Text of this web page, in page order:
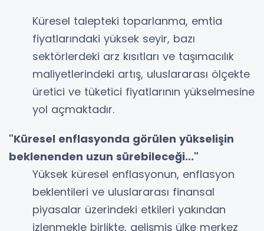
Küresel talepteki toparlanma, emtia
fiyatlarındaki yüksek seyir, bazı
sektörlerdeki arz kısıtları ve taşımacılık
maliyetlerindeki artış, uluslararası ölçekte
üretici ve tüketici fiyatlarının yükselmesine
yol açmaktadır.
"Küresel enflasyonda görülen yükselişin
beklenenden uzun sürebileceği..."
Yüksek küresel enflasyonun, enflasyon
beklentileri ve uluslararası finansal
piyasalar üzerindeki etkileri yakından
izlenmekle birlikte, gelişmiş ülke merkez